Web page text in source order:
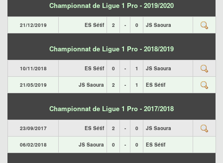
Championnat de Ligue 1 Pro - 2019/2020
21/12/2019 ES Sétif 2 - 0 JS Saoura
Championnat de Ligue 1 Pro - 2018/2019
10/11/2018 ES Sétif 0 - 1 JS Saoura
21/05/2019 JS Saoura 2 - 1 ES Sétif
Championnat de Ligue 1 Pro - 2017/2018
23/09/2017 ES Sétif 2 - 0 JS Saoura
06/02/2018 JS Saoura 0 - 0 ES Sétif